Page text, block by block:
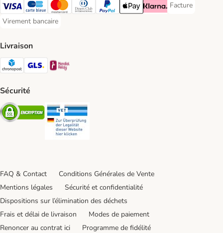
Visa Payment Method
carte bleue Payment Method
Master Card Payment Method
Diners Club Payment Method
Paypal Payment Method
Apple Pay Payment Method
Klarna Payment Method
Facture
Facture
Virement bancaire
Virement bancaire Payment Method
Livraison
Chronopost Shipping Method
GLS Shipping Method
Sécurité
Security
FAQ & Contact
Conditions Générales de Vente
Mentions légales
Sécurité et confidentialité
Dispositions sur l’élimination des déchets
Frais et délai de livraison
Modes de paiement
Renoncer au contrat ici
Programme de fidélité